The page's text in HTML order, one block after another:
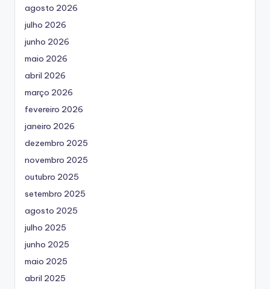
agosto 2026
julho 2026
junho 2026
maio 2026
abril 2026
março 2026
fevereiro 2026
janeiro 2026
dezembro 2025
novembro 2025
outubro 2025
setembro 2025
agosto 2025
julho 2025
junho 2025
maio 2025
abril 2025